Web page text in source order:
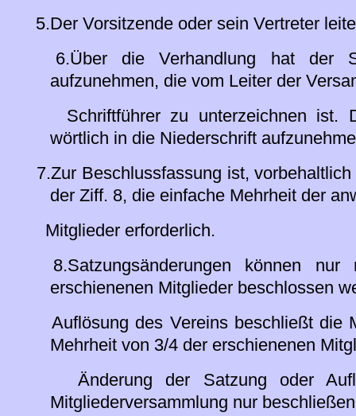
5.Der Vorsitzende oder sein Vertreter
6.Über die Verhandlung hat der
aufzunehmen, die vom Leiter der
Schriftführer zu unterzeichnen ist.
wörtlich in die Niederschrift
7.Zur Beschlussfassung ist,
der Ziff. 8, die einfache Mehrheit der
Mitglieder erforderlich.
8.Satzungsänderungen können nur
erschienenen Mitglieder beschlossen
Auflösung des Vereins beschließt die
Mehrheit von 3/4 der erschienenen
Änderung der Satzung oder
Mitgliederversammlung nur